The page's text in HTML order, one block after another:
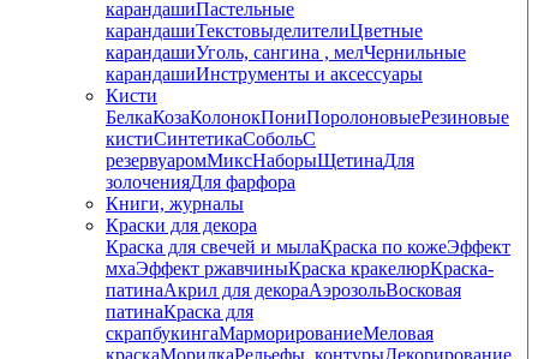
карандашиПастельные
карандашиТекстовыделителиЦветные
карандашиУголь, сангина , мелЧернильные
карандашиИнструменты и аксессуары
Кисти
БелкаКозаКолонокПониПоролоновыеРезиновые
кистиСинтетикаСобольС
резервуаромМиксНаборыЩетинаДля
золоченияДля фарфора
Книги, журналы
Краски для декора
Краска для свечей и мылаКраска по кожеЭффект
мхаЭффект ржавчиныКраска кракелюрКраска-
патинаАкрил для декораАэрозольВосковая
патинаКраска для
скрапбукингаМарморированиеМеловая
краскаМорилкаРельефы, контурыДекорирование